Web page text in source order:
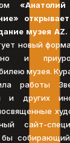
музея AZ.
новый
но и
музея.
работы
и других
сайт-
бы